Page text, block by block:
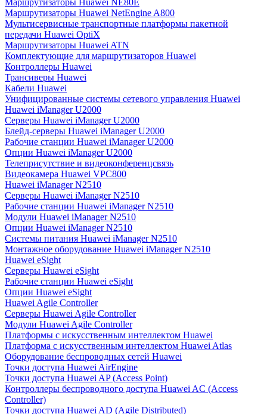
Маршрутизаторы Huawei NE80E
Маршрутизаторы Huawei NetEngine A800
Мультисервисные транспортные платформы пакетной
передачи Huawei OptiX
Маршрутизаторы Huawei ATN
Комплектующие для маршрутизаторов Huawei
Контроллеры Huawei
Трансиверы Huawei
Кабели Huawei
Унифицированные системы сетевого управления Huawei
Huawei iManager U2000
Серверы Huawei iManager U2000
Блейд-серверы Huawei iManager U2000
Рабочие станции Huawei iManager U2000
Опции Huawei iManager U2000
Телеприсутствие и видеоконференцсвязь
Видеокамера Huawei VPC800
Huawei iManager N2510
Серверы Huawei iManager N2510
Рабочие станции Huawei iManager N2510
Модули Huawei iManager N2510
Опции Huawei iManager N2510
Системы питания Huawei iManager N2510
Монтажное оборудование Huawei iManager N2510
Huawei eSight
Серверы Huawei eSight
Рабочие станции Huawei eSight
Опции Huawei eSight
Huawei Agile Controller
Серверы Huawei Agile Controller
Модули Huawei Agile Controller
Платформы с искусственным интеллектом Huawei
Платформа с искусственным интеллектом Huawei Atlas
Оборудование беспроводных сетей Huawei
Точки доступа Huawei AirEngine
Точки доступа Huawei AP (Access Point)
Контроллеры беспроводного доступа Huawei AC (Access
Controller)
Точки доступа Huawei AD (Agile Distributed)